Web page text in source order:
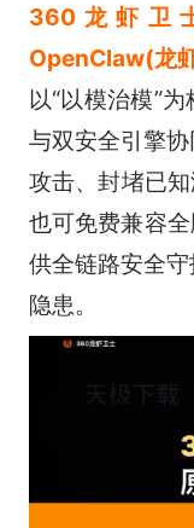
360龙虾卫
OpenClaw(龙
以“以模治模”
与双安全引擎
攻击、封堵已
也可免费兼容
供全链路安全
隐患。